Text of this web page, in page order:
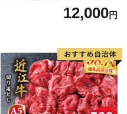
2.6kg(120g×22個)【佐賀牛
黒毛和牛 ブランド牛 九州 ハ
気】(H083106)
12,000円